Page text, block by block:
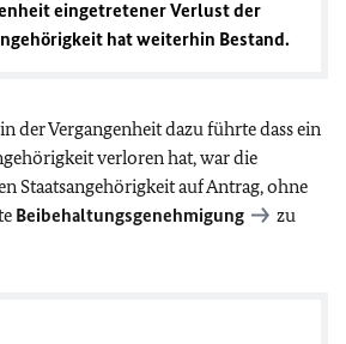
eingetretener Verlust der
hat weiterhin Bestand.
der Vergangenheit dazu führte dass ein
verloren hat, war die
Staatsangehörigkeit auf Antrag, ohne
Beibehaltungsgenehmigung
zu